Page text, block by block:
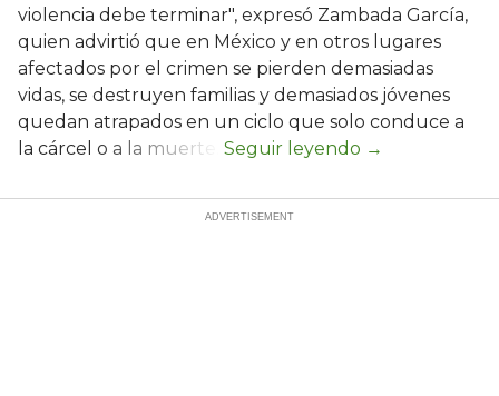
violencia debe terminar", expresó Zambada García,
quien advirtió que en México y en otros lugares
afectados por el crimen se pierden demasiadas
vidas, se destruyen familias y demasiados jóvenes
quedan atrapados en un ciclo que solo conduce a
la cárcel o a la muerte.